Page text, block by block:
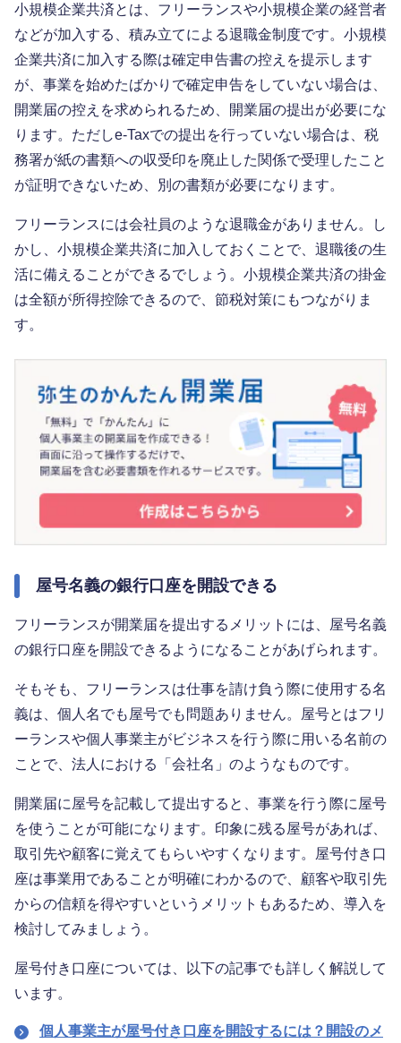
小規模企業共済とは、フリーランスや小規模企業の経営者
などが加入する、積み立てによる退職金制度です。小規模
企業共済に加入する際は確定申告書の控えを提示します
が、事業を始めたばかりで確定申告をしていない場合は、
開業届の控えを求められるため、開業届の提出が必要にな
ります。ただしe-Taxでの提出を行っていない場合は、税
務署が紙の書類への収受印を廃止した関係で受理したこと
が証明できないため、別の書類が必要になります。
フリーランスには会社員のような退職金がありません。し
かし、小規模企業共済に加入しておくことで、退職後の生
活に備えることができるでしょう。小規模企業共済の掛金
は全額が所得控除できるので、節税対策にもつながりま
す。
屋号名義の銀行口座を開設できる
フリーランスが開業届を提出するメリットには、屋号名義
の銀行口座を開設できるようになることがあげられます。
そもそも、フリーランスは仕事を請け負う際に使用する名
義は、個人名でも屋号でも問題ありません。屋号とはフリ
ーランスや個人事業主がビジネスを行う際に用いる名前の
ことで、法人における「会社名」のようなものです。
開業届に屋号を記載して提出すると、事業を行う際に屋号
を使うことが可能になります。印象に残る屋号があれば、
取引先や顧客に覚えてもらいやすくなります。屋号付き口
座は事業用であることが明確にわかるので、顧客や取引先
からの信頼を得やすいというメリットもあるため、導入を
検討してみましょう。
屋号付き口座については、以下の記事でも詳しく解説して
います。
個人事業主が屋号付き口座を開設するには？開設のメ